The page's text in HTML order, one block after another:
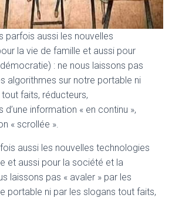
parfois aussi les nouvelles
la vie de famille et aussi pour
: ne nous laissons pas
algorithmes sur notre portable ni
faits, réducteurs,
information « en continu »,
« scrollée ».
aussi les nouvelles technologies
et aussi pour la société et la
laissons pas « avaler » par les
portable ni par les slogans tout faits,